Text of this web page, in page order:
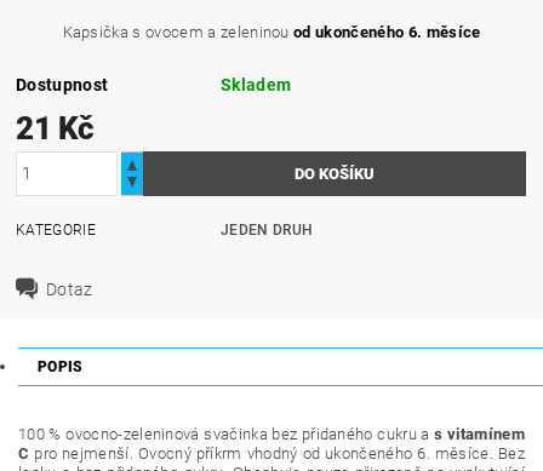
Kapsička s ovocem a zeleninouod ukončeného 6. měsíce
Dostupnost Skladem
21 Kč
KATEGORIE JEDEN DRUH
Dotaz
POPIS
100 % ovocno-zeleninová svačinka bez přidaného cukru as vitamínem
C pro nejmenší. Ovocný příkrm vhodný od ukončeného 6. měsíce. Bez